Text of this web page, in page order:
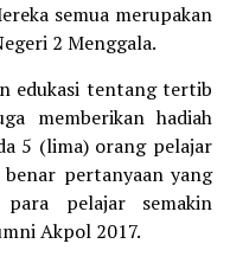
semua merupakan
2 Menggala.
edukasi tentang tertib
memberikan hadiah
5 (lima) orang pelajar
pertanyaan yang
para pelajar semakin
Akpol 2017.